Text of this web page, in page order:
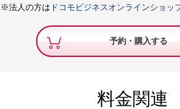
※法人の方は ドコモビジネスオンラインショッ
予約・購入する
料金関連